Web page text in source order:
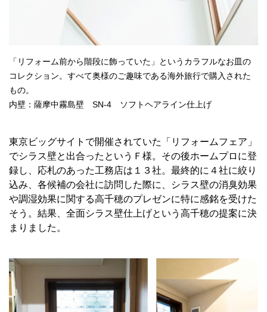
「リフォーム前から階段に飾っていた」というカラフルなお皿の
コレクション。すべて奥様のご趣味である海外旅行で購入された
もの。
内壁：薩摩中霧島壁 SN-4 ソフトヘアライン仕上げ
東京ビッグサイトで開催されていた「リフォームフェア」
でシラス壁と出合ったというＦ様。その後ホームプロに登
録し、応札のあった工務店は１３社。最終的に４社に絞り
込み、各候補の会社に訪問した際に、シラス壁の消臭効果
や調湿効果に関する高千穂のプレゼンに特に感銘を受けた
そう。結果、全面シラス壁仕上げという高千穂の提案に決
まりました。